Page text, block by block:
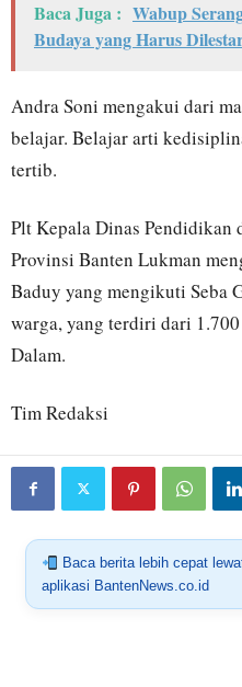
Baca Juga : Wabup
Budaya yang Harus
Andra Soni mengakui dari
belajar. Belajar arti
tertib.
Plt Kepala Dinas Pendidikan
Provinsi Banten Lukman
Baduy yang mengikuti Seba
warga, yang terdiri dari
Dalam.
Tim Redaksi
Baca berita lebih cepat
aplikasi BantenNews.co.id